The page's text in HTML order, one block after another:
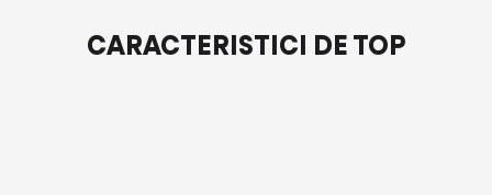
CARACTERISTICI DE TOP